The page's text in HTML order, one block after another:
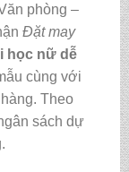
phòng –
Đặt may
học nữ dễ
cùng với
Theo
sách dự